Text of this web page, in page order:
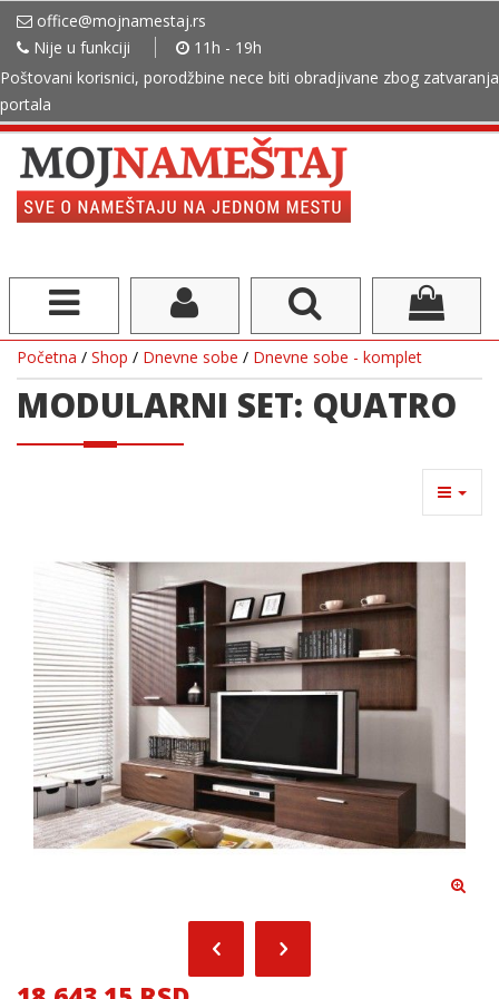
office@mojnamestaj.rs
Nije u funkciji
11h - 19h
Poštovani korisnici, porodžbine nece biti obradjivane zbog zatvaranja
portala
Početna / Shop / Dnevne sobe / Dnevne sobe - komplet
MODULARNI SET: QUATRO